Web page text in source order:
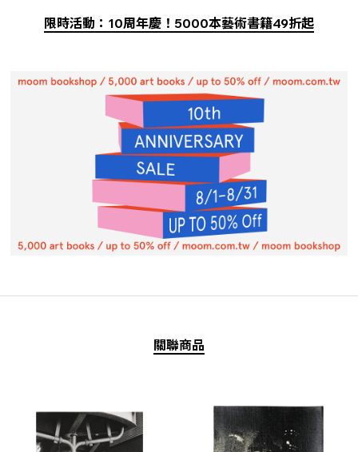
限時活動：10周年慶！5000本藝術書籍49折起
關聯商品